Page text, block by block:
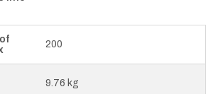
200
9.76 kg